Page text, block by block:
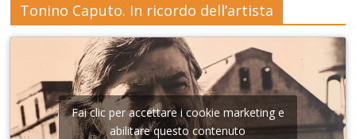
Tonino Caputo. In ricordo dell’artista
Fai clic per accettare i cookie marketing e
abilitare questo contenuto